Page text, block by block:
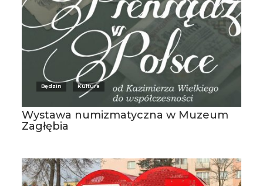
Będzin Kultura
Wystawa numizmatyczna w Muzeum
Zagłębia